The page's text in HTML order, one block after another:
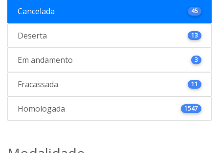
Cancelada 45
Deserta 13
Em andamento 3
Fracassada 11
Homologada 1547